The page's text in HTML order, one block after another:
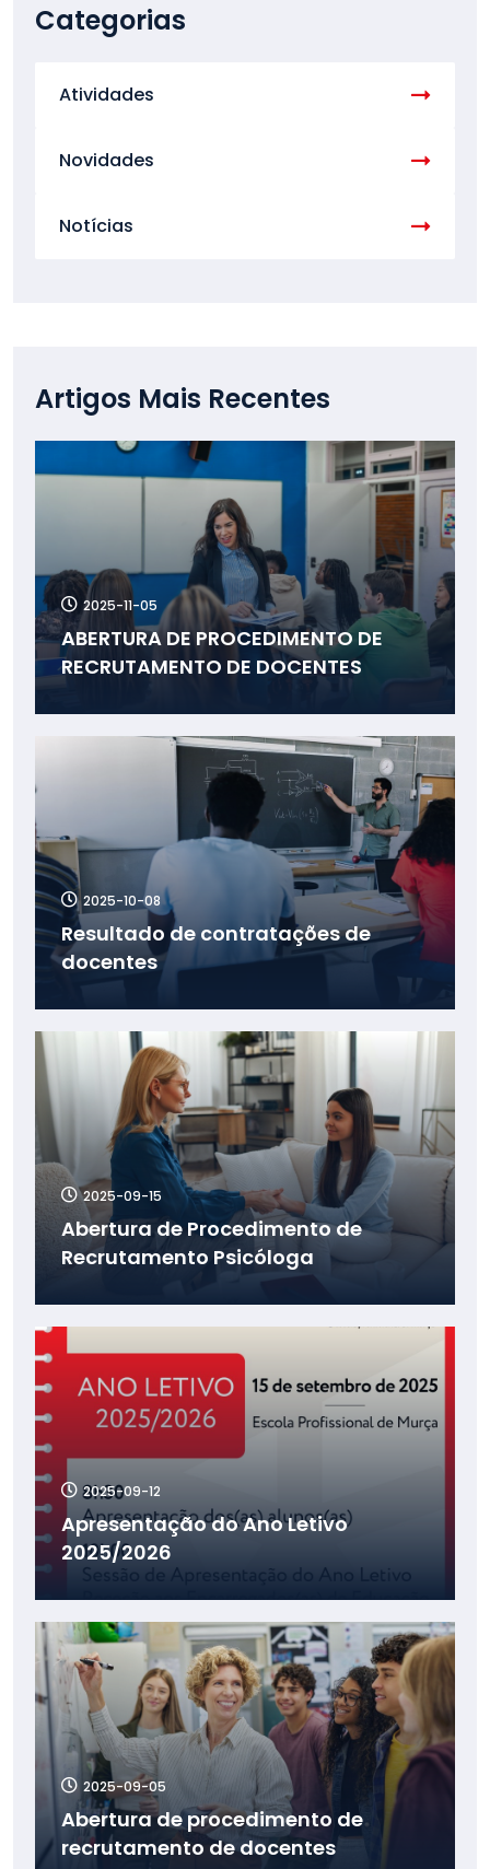
Categorias
Atividades
Novidades
Notícias
Artigos Mais Recentes
2025-11-05
ABERTURA DE PROCEDIMENTO DE
RECRUTAMENTO DE DOCENTES
2025-10-08
Resultado de contratações de
docentes
2025-09-15
Abertura de Procedimento de
Recrutamento Psicóloga
2025-09-12
Apresentação do Ano Letivo
2025/2026
2025-09-05
Abertura de procedimento de
recrutamento de docentes